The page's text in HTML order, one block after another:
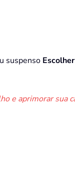
suspenso
e aprimorar sua